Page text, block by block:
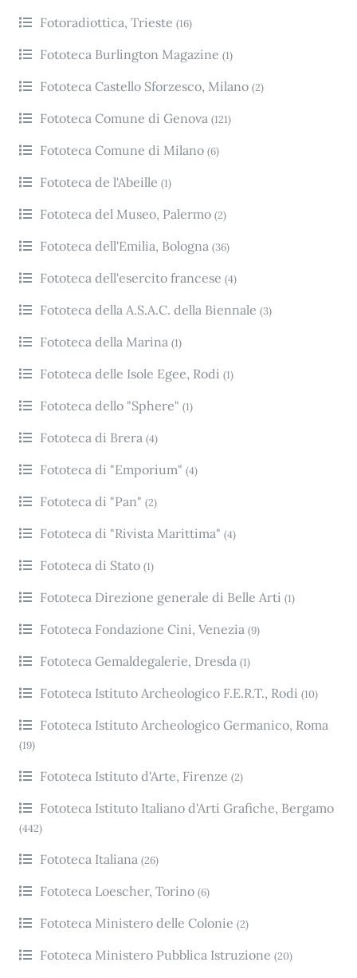
Fotoradiottica, Trieste (16)
Fototeca Burlington Magazine (1)
Fototeca Castello Sforzesco, Milano (2)
Fototeca Comune di Genova (121)
Fototeca Comune di Milano (6)
Fototeca de l'Abeille (1)
Fototeca del Museo, Palermo (2)
Fototeca dell'Emilia, Bologna (36)
Fototeca dell'esercito francese (4)
Fototeca della A.S.A.C. della Biennale (3)
Fototeca della Marina (1)
Fototeca delle Isole Egee, Rodi (1)
Fototeca dello "Sphere" (1)
Fototeca di Brera (4)
Fototeca di "Emporium" (4)
Fototeca di "Pan" (2)
Fototeca di "Rivista Marittima" (4)
Fototeca di Stato (1)
Fototeca Direzione generale di Belle Arti (1)
Fototeca Fondazione Cini, Venezia (9)
Fototeca Gemaldegalerie, Dresda (1)
Fototeca Istituto Archeologico F.E.R.T., Rodi (10)
Fototeca Istituto Archeologico Germanico, Roma
(19)
Fototeca Istituto d'Arte, Firenze (2)
Fototeca Istituto Italiano d'Arti Grafiche, Bergamo
(442)
Fototeca Italiana (26)
Fototeca Loescher, Torino (6)
Fototeca Ministero delle Colonie (2)
Fototeca Ministero Pubblica Istruzione (20)